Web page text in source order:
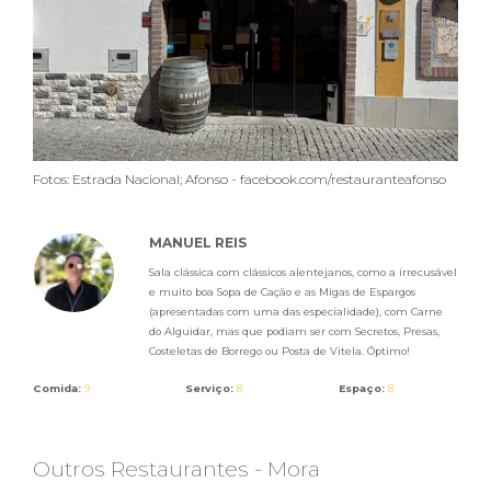
Fotos: Estrada Nacional; Afonso - facebook.com/restauranteafonso
MANUEL REIS
Sala clássica com clássicos alentejanos, como a irrecusável
e muito boa Sopa de Cação e as Migas de Espargos
(apresentadas com uma das especialidade), com Carne
do Alguidar, mas que podiam ser com Secretos, Presas,
Costeletas de Borrego ou Posta de Vitela. Óptimo!
Comida: 9 Serviço: 8 Espaço: 8
Outros Restaurantes - Mora